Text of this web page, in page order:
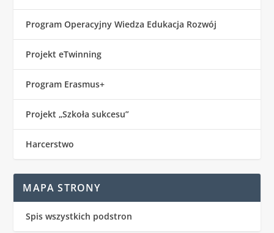
Program Operacyjny Wiedza Edukacja Rozwój
Projekt eTwinning
Program Erasmus+
Projekt „Szkoła sukcesu”
Harcerstwo
MAPA STRONY
Spis wszystkich podstron